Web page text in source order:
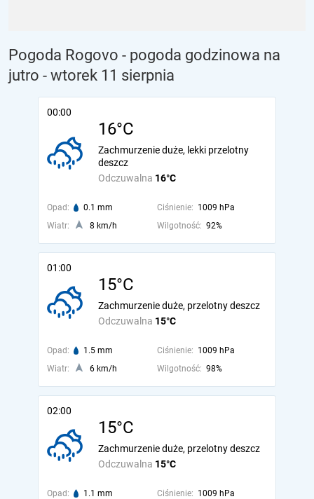
Pogoda Rogovo - pogoda godzinowa na
jutro - wtorek 11 sierpnia
00:00
16°C
Odczuwalna 16°C
Zachmurzenie duże, lekki przelotny
deszcz
Opad: 0.1 mm Ciśnienie: 1009 hPa
Wiatr:
8 km/h Wilgotność: 92%
01:00
15°C
Odczuwalna 15°C
Zachmurzenie duże, przelotny deszcz
Opad: 1.5 mm Ciśnienie: 1009 hPa
Wiatr:
6 km/h Wilgotność: 98%
02:00
15°C
Odczuwalna 15°C
Zachmurzenie duże, przelotny deszcz
Opad: 1.1 mm Ciśnienie: 1009 hPa